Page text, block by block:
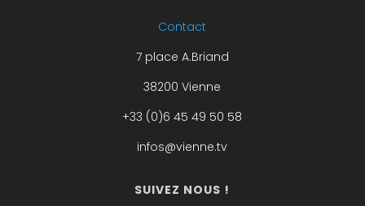
Contact
7 place A.Briand
38200 Vienne
+33 (0)6 45 49 50 58
infos@vienne.tv
SUIVEZ NOUS !